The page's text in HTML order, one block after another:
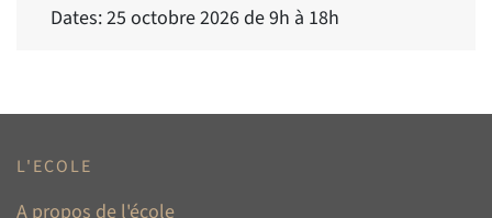
Dates: 25 octobre 2026 de 9h à 18h
L'ECOLE
A propos de l'école